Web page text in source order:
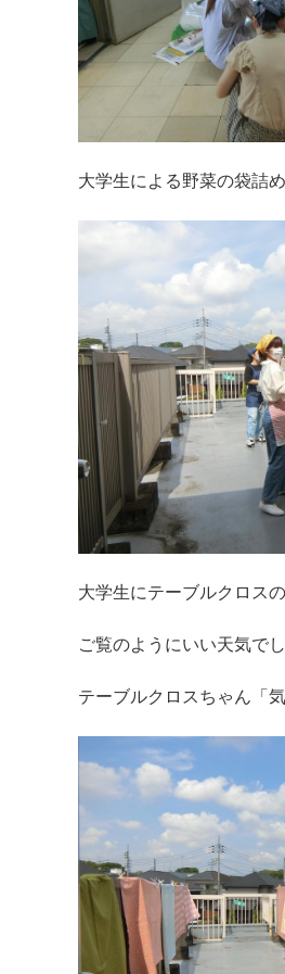
大学生による野菜の袋詰
大学生にテーブルクロス
ご覧のようにいい天気で
テーブルクロスちゃん「